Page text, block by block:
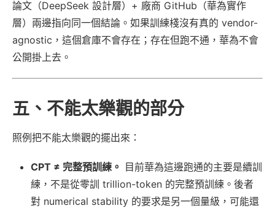
論文（DeepSeek 設計層）+ 廠商 GitHub（華為實作
層）兩邊指向同一個結論。如果訓練棧沒有真的 vendor-
agnostic，這個倉庫不會存在；存在但跑不通，華為不會
公開掛上去。
五、不能太樂觀的部分
照例把不能太樂觀的擺出來：
CPT ≠ 完整預訓練。
目前華為這邊跑通的主要是續訓
練，不是從零訓 trillion-token 的完整預訓練。後者
對 numerical stability 的要求是另一個量級，可能還